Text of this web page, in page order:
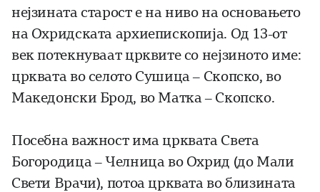
нејзината старост е на ниво на основањето
на Охридската архиепископија. Од 13-от
век потекнуваат црквите со нејзиното име:
црквата во селото Сушица – Скопско, во
Македонски Брод, во Матка – Скопско.
Посебна важност има црквата Света
Богородица – Челница во Охрид (до Мали
Свети Врачи), потоа црквата во близината